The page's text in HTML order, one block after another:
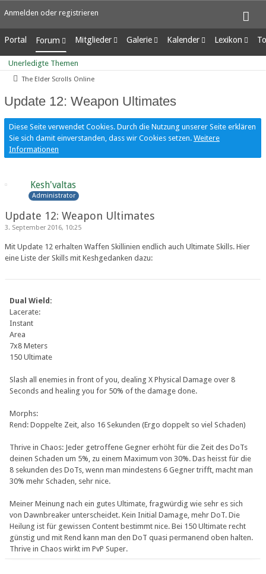
Anmelden oder registrieren
Portal Forum
Unerledigte Themen
Mitglieder
Letzte Aktivitäten
Benutzer online
Team-Mitglieder
Mitgliedersuche
Galerie
Alben
Bilder
Kalender
Wochenansicht
Tagesansicht
Lexikon
Ungelesene
Unerledigte Themen
The Elder Scrolls Online
Update 12: Weapon Ultimates
Diese Seite verwendet Cookies. Durch die Nutzung unserer Seite erklären
Sie sich damit einverstanden, dass wir Cookies setzen. Weitere
Informationen
Kesh'valtas
Administrator
Update 12: Weapon Ultimates
3. September 2016, 10:25
Mit Update 12 erhalten Waffen Skillinien endlich auch Ultimate Skills. Hier
eine Liste der Skills mit Keshgedanken dazu:
Dual Wield:
Lacerate:
Instant
Area
7x8 Meters
150 Ultimate
Slash all enemies in front of you, dealing X Physical Damage over 8
Seconds and healing you for 50% of the damage done.
Morphs:
Rend: Doppelte Zeit, also 16 Sekunden (Ergo doppelt so viel Schaden)
Thrive in Chaos: Jeder getroffene Gegner erhöht für die Zeit des DoTs
deinen Schaden um 5%, zu einem Maximum von 30%. Das heisst für die
8 sekunden des DoTs, wenn man mindestens 6 Gegner trifft, macht man
30% mehr Schaden, sehr nice.
Meiner Meinung nach ein gutes Ultimate, fragwürdig wie sehr es sich
von Dawnbreaker unterscheidet. Kein Initial Damage, mehr DoT. Die
Heilung ist für gewissen Content bestimmt nice. Bei 150 Ultimate recht
günstig und mit Rend kann man den DoT quasi permanend oben halten.
Thrive in Chaos wirkt im PvP Super.